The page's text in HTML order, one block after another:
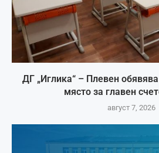
ДГ „Иглика“ – Плевен
място за главен
август 7, 2026